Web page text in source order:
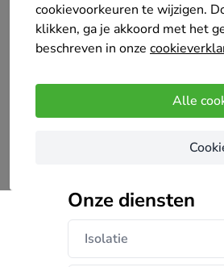
cookievoorkeuren te wijzigen.
klikken, ga je akkoord met het
beschreven in onze
Alle
Nog geen reviews
Wij zijn
Onze diensten
Isolatie